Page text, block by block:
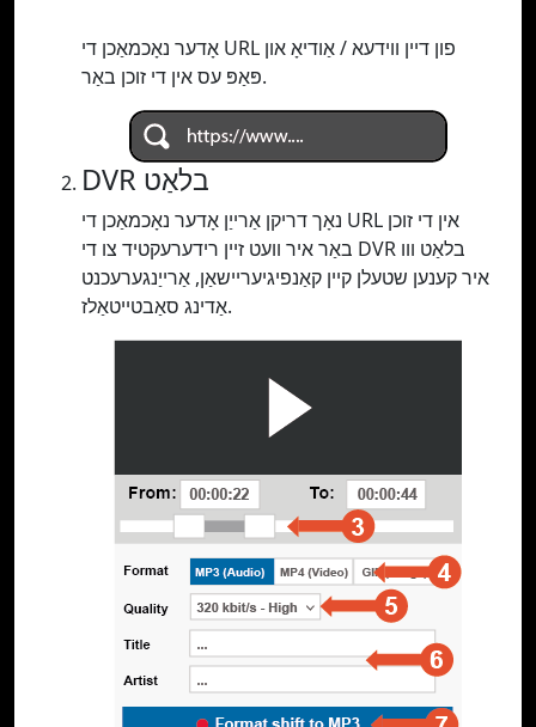
אָדער נאָכמאַכן די URL פון דיין ווידעא / אַודיאָ און
פּאַפּ עס אין די זוכן באַר.
DVR בלאַט
נאָך דריקן אַרייַן אָדער נאָכמאַכן די URL אין די זוכן
באַר איר וועט זיין רידערעקטיד צו די DVR בלאַט ווו
איר קענען שטעלן קיין קאַנפיגיעריישאַן, אַרייַנגערעכנט
אַדינג סאַבטייטאַלז.